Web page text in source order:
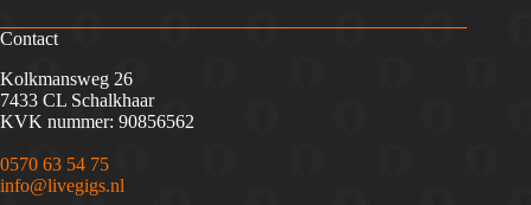
Contact
Kolkmansweg 26
7433 CL Schalkhaar
KVK nummer: 90856562
0570 63 54 75
info@livegigs.nl